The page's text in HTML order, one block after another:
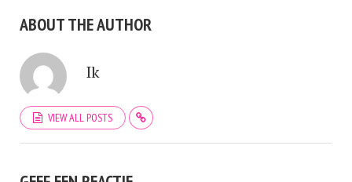
ABOUT THE AUTHOR
Ik
VIEW ALL POSTS